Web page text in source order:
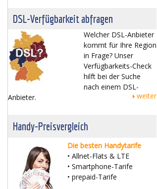
DSL-Verfügbarkeit abfragen
Welcher DSL-Anbieter
kommt für Ihre Region
in Frage? Unser
Verfügbarkeits-Check
hilft bei der Suche
nach einem DSL-
Anbieter.
weiter
Handy-Preisvergleich
Die besten Handytarife
• Allnet-Flats & LTE
• Smartphone-Tarife
• prepaid-Tarife